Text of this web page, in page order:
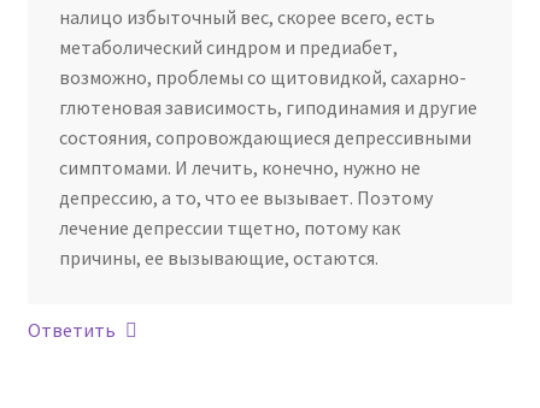
налицо избыточный вес, скорее всего, есть
метаболический синдром и предиабет,
возможно, проблемы со щитовидкой, сахарно-
глютеновая зависимость, гиподинамия и другие
состояния, сопровождающиеся депрессивными
симптомами. И лечить, конечно, нужно не
депрессию, а то, что ее вызывает. Поэтому
лечение депрессии тщетно, потому как
причины, ее вызывающие, остаются.
Ответить